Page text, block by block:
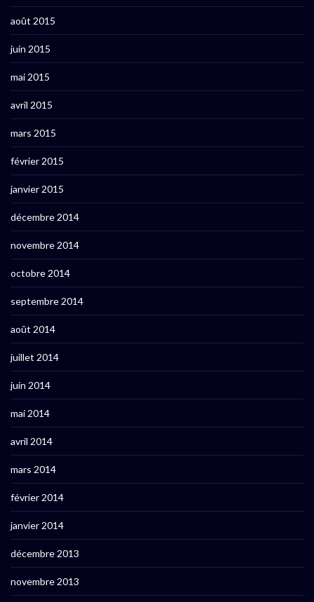
août 2015
juin 2015
mai 2015
avril 2015
mars 2015
février 2015
janvier 2015
décembre 2014
novembre 2014
octobre 2014
septembre 2014
août 2014
juillet 2014
juin 2014
mai 2014
avril 2014
mars 2014
février 2014
janvier 2014
décembre 2013
novembre 2013